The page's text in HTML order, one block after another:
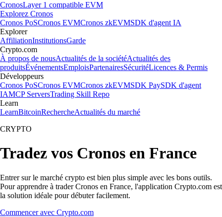
CronosLayer 1 compatible EVM
Explorez Cronos
Cronos PoSCronos EVMCronos zkEVMSDK d'agent IA
Explorer
AffiliationInstitutionsGarde
Crypto.com
À propos de nousActualités de la sociétéActualités des
produitsÉvénementsEmploisPartenairesSécuritéLicences & Permis
Développeurs
Cronos PoSCronos EVMCronos zkEVMSDK PaySDK d'agent
IAMCP ServersTrading Skill Repo
Learn
LearnBitcoinRechercheActualités du marché
CRYPTO
Tradez vos Cronos en France
Entrer sur le marché crypto est bien plus simple avec les bons outils.
Pour apprendre à trader Cronos en France, l'application Crypto.com est
la solution idéale pour débuter facilement.
Commencer avec Crypto.com